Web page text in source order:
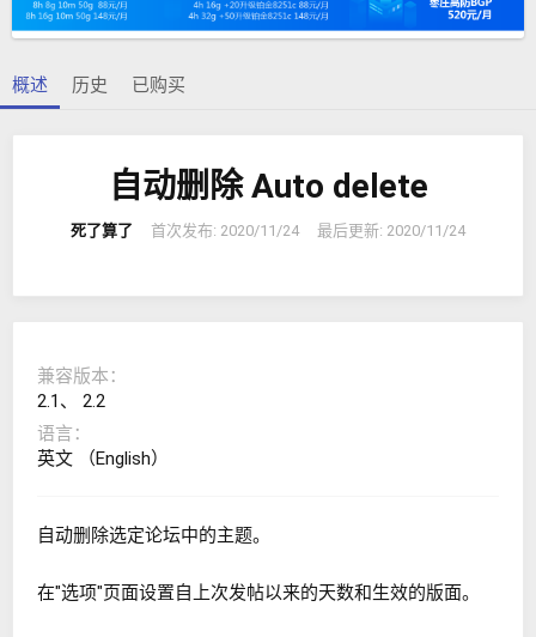
概述 历史 已购买
自动删除 Auto delete
死了算了 首次发布: 2020/11/24 最后更新: 2020/11/24
兼容版本
2.1
2.2
语言
英文 （English）
自动删除选定论坛中的主题。
在"选项"页面设置自上次发帖以来的天数和生效的版面。